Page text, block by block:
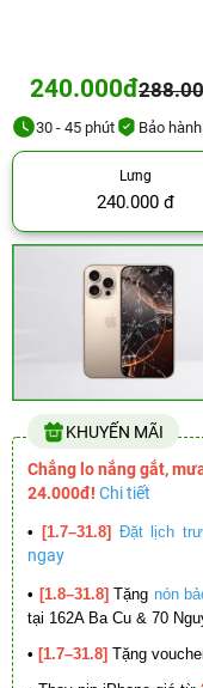
240.000đ
30 - 45 phút Bảo
Lưng
240.000 đ
KHUYẾN MÃI
Chẳng lo nắng gắt,
24.000đ! Chi tiết
• [1.7–31.8] Đặt lịch
ngay
• [1.8–31.8] Tặng nón
tại 162A Ba Cu & 70
• [1.7–31.8] Tặng